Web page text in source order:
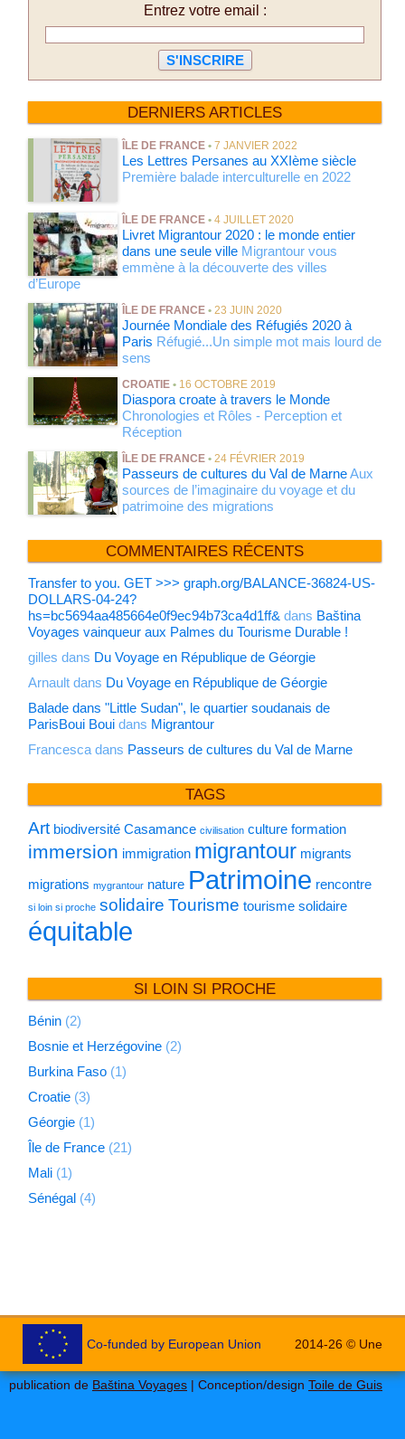
Entrez votre email :
DERNIERS ARTICLES
ÎLE DE FRANCE• 7 JANVIER 2022
Les Lettres Persanes au XXIème siècle
Première balade interculturelle en 2022
ÎLE DE FRANCE• 4 JUILLET 2020
Livret Migrantour 2020 : le monde entier
dans une seule villeMigrantour vous
emmène à la découverte des villes
d’Europe
ÎLE DE FRANCE• 23 JUIN 2020
Journée Mondiale des Réfugiés 2020 à
Paris Réfugié...Un simple mot mais lourd de
sens
CROATIE• 16 OCTOBRE 2019
Diaspora croate à travers le Monde
Chronologies et Rôles - Perception et
Réception
ÎLE DE FRANCE• 24 FÉVRIER 2019
Passeurs de cultures du Val de MarneAux
sources de l’imaginaire du voyage et du
patrimoine des migrations
COMMENTAIRES RÉCENTS
Transfer to you. GET >>> graph.org/BALANCE-36824-US-
DOLLARS-04-24?
hs=bc5694aa485664e0f9ec94b73ca4d1ff& dans Baština
Voyages vainqueur aux Palmes du Tourisme Durable !
gilles dans Du Voyage en République de Géorgie
Arnaultdans Du Voyage en République de Géorgie
Balade dans "Little Sudan", le quartier soudanais de
ParisBoui Bouidans Migrantour
Francescadans Passeurs de cultures du Val de Marne
TAGS
Art biodiversité Casamance civilisation culture formation
immersion immigration migrantour migrants
migrations mygrantour nature Patrimoine rencontre
si loin si proche solidaire Tourisme tourisme solidaire
équitable
SI LOIN SI PROCHE
Bénin(2)
Bosnie et Herzégovine(2)
Burkina Faso(1)
Croatie(3)
Géorgie(1)
Île de France(21)
Mali(1)
Sénégal(4)
Co-funded by European Union 2014-26 © Une
publication de Baština Voyages | Conception/design Toile de Guis